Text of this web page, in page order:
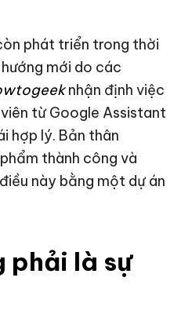
phát triển trong thời
mới do các
nhận định việc
từ Google Assistant
hợp lý. Bản thân
thành công và
này bằng một dự án
phải là sự